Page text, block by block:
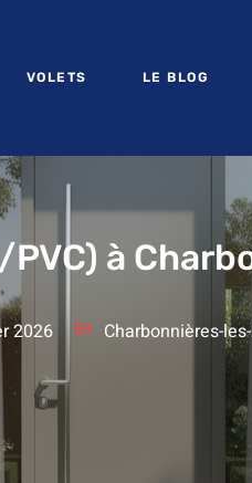
VOLETS LE BLOG
à
2026 Charbonnières-